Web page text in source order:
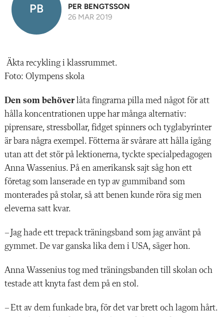
PB
PER BENGTSSON
26 MAR 2019
Äkta recykling i klassrummet.
Foto: Olympens skola
Den som behöver låta fingrarna pilla med något för att
hålla koncentrationen uppe har många alternativ:
piprensare, stressbollar, fidget spinners och tyglabyrinter
är bara några exempel. Fötterna är svårare att hålla igång
utan att det stör på lektionerna, tyckte specialpedagogen
Anna Wassenius. På en amerikansk sajt såg hon ett
företag som lanserade en typ av gummiband som
monterades på stolar, så att benen kunde röra sig men
eleverna satt kvar.
– Jag hade ett trepack träningsband som jag använt på
gymmet. De var ganska lika dem i USA, säger hon.
Anna Wassenius tog med träningsbanden till skolan och
testade att knyta fast dem på en stol.
– Ett av dem funkade bra, för det var brett och lagom hårt.